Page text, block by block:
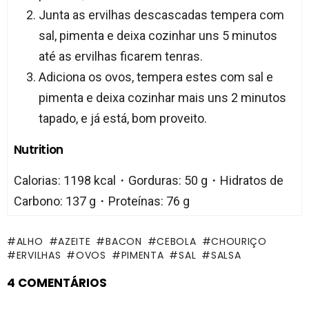
Junta as ervilhas descascadas tempera com
sal, pimenta e deixa cozinhar uns 5 minutos
até as ervilhas ficarem tenras.
Adiciona os ovos, tempera estes com sal e
pimenta e deixa cozinhar mais uns 2 minutos
tapado, e já está, bom proveito.
Nutrition
Calorias: 1198 kcal・Gorduras: 50 g・Hidratos de
Carbono: 137 g・Proteínas: 76 g
ALHO AZEITE BACON CEBOLA
CHOURIÇO
ERVILHAS
OVOS PIMENTA SAL SALSA
4 COMENTÁRIOS